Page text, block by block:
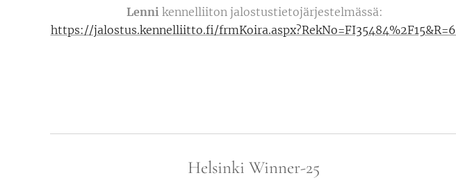
Lenni kennelliiton jalostustietojärjestelmässä:
https://jalostus.kennelliitto.fi/frmKoira.aspx?RekNo=FI35484%2F15&R=6
Helsinki Winner-25